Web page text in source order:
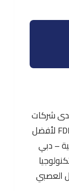
شركات
موانئ دبي العالمية، جائزة FDI Insider لأفضل
– دبي
العصبي